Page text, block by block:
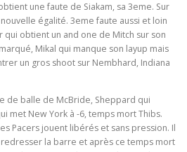
une faute de Siakam, sa 3eme. Sur
égalité. 3eme faute aussi et loin
qui obtient un and one de Mitch sur son
Mikal qui manque son layup mais
un gros shoot sur Nembhard, Indiana
de balle de McBride, Sheppard qui
met New York à -6, temps mort Thibs.
Pacers jouent libérés et sans pression. Il
la barre et après ce temps mort